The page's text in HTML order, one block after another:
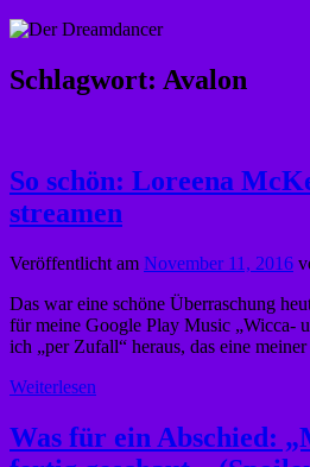
Schlagwort: Avalon
So schön: Loreena
streamen
Veröffentlicht am November 11, 2016
Das war eine schöne Überraschung
für meine Google Play Music „Wicca-
ich „per Zufall“ heraus, das eine
Weiterlesen
Was für ein Abschied: